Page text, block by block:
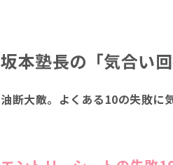
坂本塾長の「気合い回
油断大敵。よくある10の失敗に